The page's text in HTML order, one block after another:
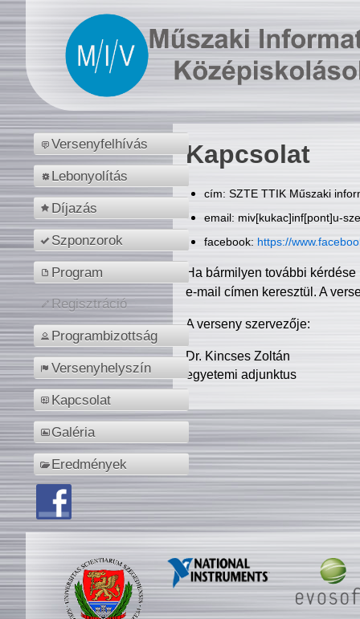
Versenyfelhívás
Lebonyolítás
Díjazás
Szponzorok
Program
Regisztráció
Programbizottság
Versenyhelyszín
Kapcsolat
Galéria
Eredmények
Kapcsolat
cím: SZTE TTIK Műszaki
email: miv[kukac]inf[pont]u-
facebook: https://
Ha bármilyen további
e-mail címen keresztül. A
A verseny szervezője:
Dr. Kincses Zoltán
egyetemi adjunktus